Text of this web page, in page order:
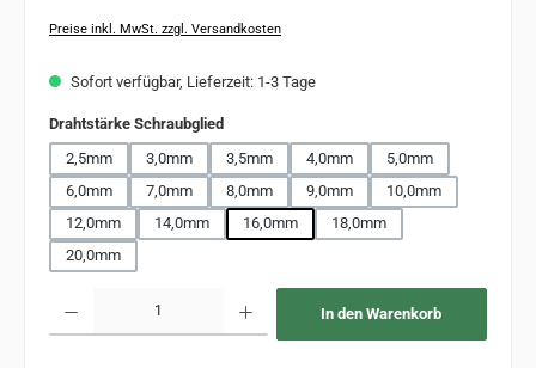
Preise inkl. MwSt. zzgl. Versandkosten
Sofort verfügbar, Lieferzeit: 1-3 Tage
Drahtstärke Schraubgliedauswählen
2,5mm
3,0mm 3,5mm 4,0mm
5,0mm
6,0mm
7,0mm 8,0mm 9,0mm
10,0mm
12,0mm
14,0mm 16,0mm
18,0mm
20,0mm
In den Warenkorb